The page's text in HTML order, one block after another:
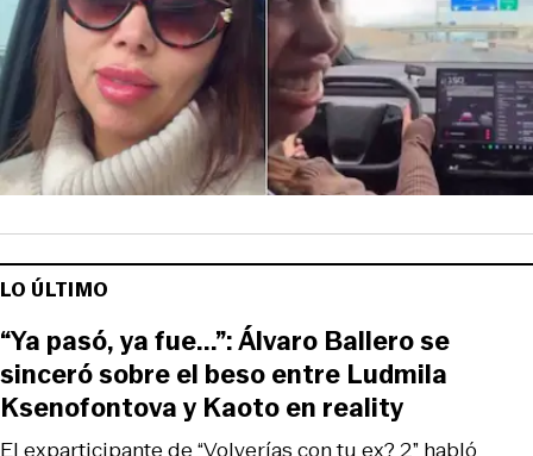
LO ÚLTIMO
El exparticipante de “Volverías con tu ex? 2” habló
“Ya pasó, ya fue...”: Álvaro Ballero se
sinceró sobre el beso entre Ludmila
Ksenofontova y Kaoto en reality